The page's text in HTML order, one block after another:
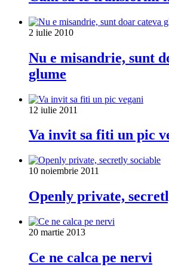
2 iulie 2010
Nu e misandrie, sunt
glume
12 iulie 2011
Va invit sa fiti un pic
10 noiembrie 2011
Openly private,
20 martie 2013
Ce ne calca pe nervi